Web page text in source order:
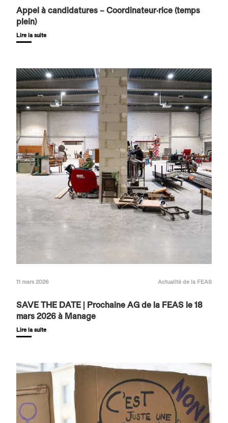
Appel à candidatures – Coordinateur·rice (temps
plein)
Lire la suite
11 mars 2026 Actualité de la FEAS
SAVE THE DATE | Prochaine AG de la FEAS le 18
mars 2026 à Manage
Lire la suite